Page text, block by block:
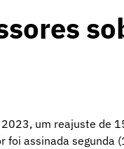
um reajuste de
assinada segunda